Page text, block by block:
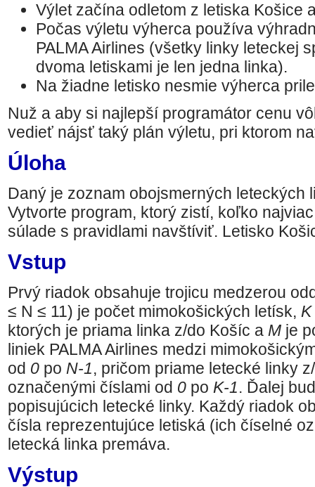
Výlet začína odletom z letiska Košice
Počas výletu výherca používa
PALMA Airlines (všetky linky leteckej
dvoma letiskami je len jedna linka).
Na žiadne letisko nesmie výherca
Nuž a aby si najlepší programátor cenu
vedieť nájsť taký plán výletu, pri ktorom
Úloha
Daný je zoznam obojsmerných leteckých
Vytvorte program, ktorý zistí, koľko
súlade s pravidlami navštíviť. Letisko
Vstup
Prvý riadok obsahuje trojicu medzerou
≤ N ≤ 11) je počet mimokošických letísk, K
ktorých je priama linka z/do Košíc a Mje
liniek PALMA Airlines medzi
od 0po N-1, pričom priame letecké linky
označenými číslami od 0po K-1. Ďalej
popisujúcich letecké linky. Každý riadok
čísla reprezentujúce letiská (ich číselné
letecká linka premáva.
Výstup